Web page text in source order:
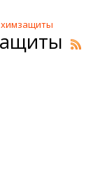
химзащиты